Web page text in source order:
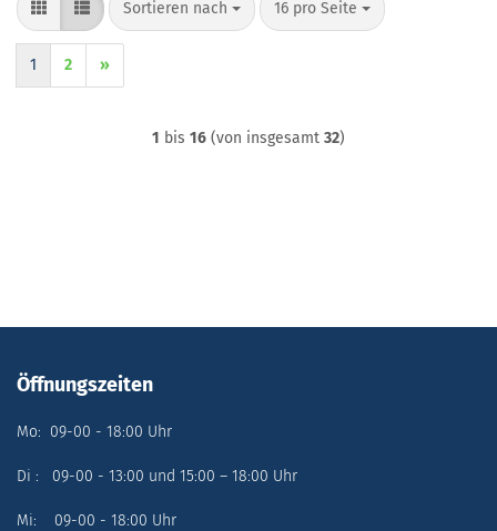
Sortieren nach
Sortieren nach 16 pro Seite
pro Seite
1 2 »
1 bis 16 (von insgesamt 32)
Öffnungszeiten
Mo: 09-00 - 18:00 Uhr
Di : 09-00 - 13:00 und 15:00 – 18:00 Uhr
Mi: 09-00 - 18:00 Uhr